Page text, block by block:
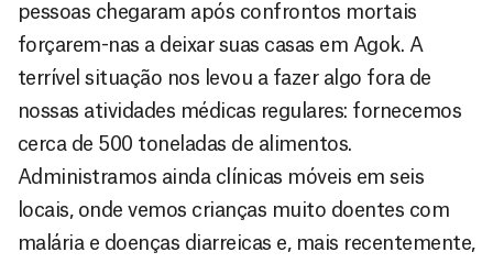
pessoas chegaram após confrontos mortais
forçarem-nas a deixar suas casas em Agok. A
terrível situação nos levou a fazer algo fora de
nossas atividades médicas regulares: fornecemos
cerca de 500 toneladas de alimentos.
Administramos ainda clínicas móveis em seis
locais, onde vemos crianças muito doentes com
malária e doenças diarreicas e, mais recentemente,